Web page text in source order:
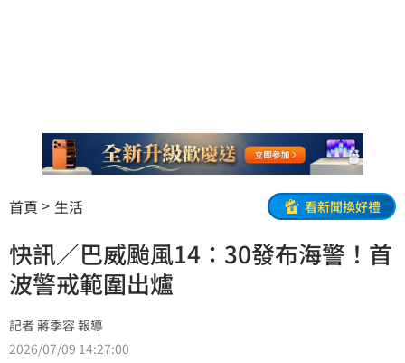
首頁 生活 看新聞換好禮
快訊／巴威颱風14：30發布海警！首
波警戒範圍出爐
記者 蔣季容 報導
2026/07/09 14:27:00